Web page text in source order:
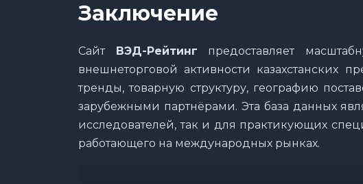
Заключение
Сайт ВЭД-Рейтинг предоставляет
внешнеторговой активности казахстанских
тренды, товарную структуру, географию
зарубежными партнёрами. Эта база данных
исследователей, так и для практикующих
работающего на международных рынках.